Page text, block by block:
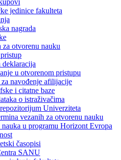
jedinice fakulteta
nagrada
za otvorenu nauku
u otvorenom pristupu
navođenje afilijacije
i citatne baze
o istraživačima
Univerziteta
vezanih za otvorenu nauku
nauka u programu Horizont Evropa
časopisi
SANU